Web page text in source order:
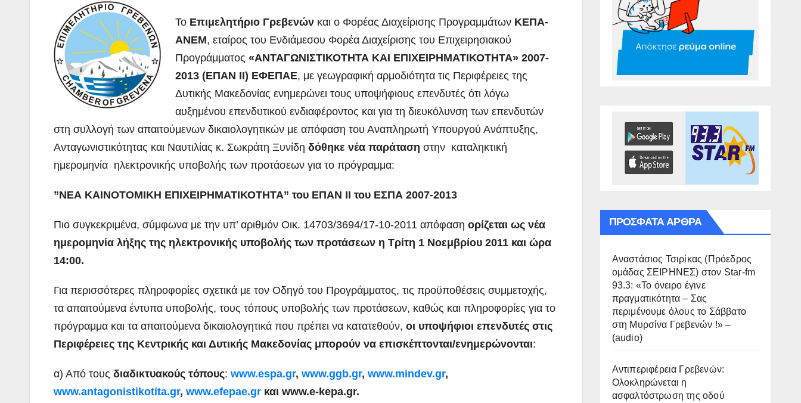
Το Επιμελητήριο Γρεβενών και ο Φορέας Διαχείρισης Προγραμμάτων ΚΕΠΑ-
ΑΝΕΜ, εταίρος του Ενδιάμεσου Φορέα Διαχείρισης του Επιχειρησιακού
Προγράμματος «ΑΝΤΑΓΩΝΙΣΤΙΚΟΤΗΤΑ ΚΑΙ ΕΠΙΧΕΙΡΗΜΑΤΙΚΟΤΗΤΑ» 2007-
2013 (ΕΠΑΝ ΙΙ) ΕΦΕΠΑΕ, με γεωγραφική αρμοδιότητα τις Περιφέρειες της
Δυτικής Μακεδονίας ενημερώνει τους υποψήφιους επενδυτές ότι λόγω
αυξημένου επενδυτικού ενδιαφέροντος και για τη διευκόλυνση των επενδυτών
στη συλλογή των απαιτούμενων δικαιολογητικών με απόφαση του Αναπληρωτή Υπουργού Ανάπτυξης,
Ανταγωνιστικότητας και Ναυτιλίας κ. Σωκράτη Ξυνίδη δόθηκε νέα παράταση στην καταληκτική
ημερομηνία ηλεκτρονικής υποβολής των προτάσεων για το πρόγραμμα:
”ΝΕΑ ΚΑΙΝΟΤΟΜΙΚΗ ΕΠΙΧΕΙΡΗΜΑΤΙΚΟΤΗΤΑ” του ΕΠΑΝ ΙΙ του ΕΣΠΑ 2007-2013
Πιο συγκεκριμένα, σύμφωνα με την υπ’ αριθμόν Οικ. 14703/3694/17-10-2011 απόφαση ορίζεται ως νέα
ημερομηνία λήξης της ηλεκτρονικής υποβολής των προτάσεων η Τρίτη 1 Νοεμβρίου 2011 και ώρα
14:00.
Για περισσότερες πληροφορίες σχετικά με τον Οδηγό του Προγράμματος, τις προϋποθέσεις συμμετοχής,
τα απαιτούμενα έντυπα υποβολής, τους τόπους υποβολής των προτάσεων, καθώς και πληροφορίες για το
πρόγραμμα και τα απαιτούμενα δικαιολογητικά που πρέπει να κατατεθούν, οι υποψήφιοι επενδυτές στις
Περιφέρειες της Κεντρικής και Δυτικής Μακεδονίας μπορούν να επισκέπτονται/ενημερώνονται:
α) Από τους διαδικτυακούς τόπους: www.espa.gr, www.ggb.gr, www.mindev.gr,
www.antagonistikotita.gr, www.efepae.gr και www.e-kepa.gr.
ΠΡΌΣΦΑΤΑ ΆΡΘΡΑ
Αναστάσιος Τσιρίκας (Πρόεδρος
ομάδας ΣΕΙΡΗΝΕΣ) στον Star-fm
93.3: «Το όνειρο έγινε
πραγματικότητα – Σας
περιμένουμε όλους το Σάββατο
στη Μυρσίνα Γρεβενών !» –
(audio)
Αντιπεριφέρεια Γρεβενών:
Ολοκληρώνεται η
ασφαλτόστρωση της οδού